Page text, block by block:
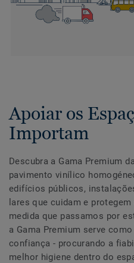
Apoiar os
Importam
Descubra a Gama Premium
pavimento vinílico
edifícios públicos,
lares que cuidam e
medida que passamos por
a Gama Premium serve
confiança - procurando a
melhor higiene dentro do